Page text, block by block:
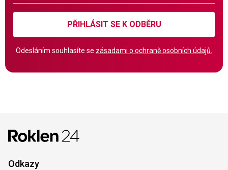
PŘIHLÁSIT SE K ODBĚRU
Odesláním souhlasíte se zásadami o ochraně osobních údajů.
Odkazy